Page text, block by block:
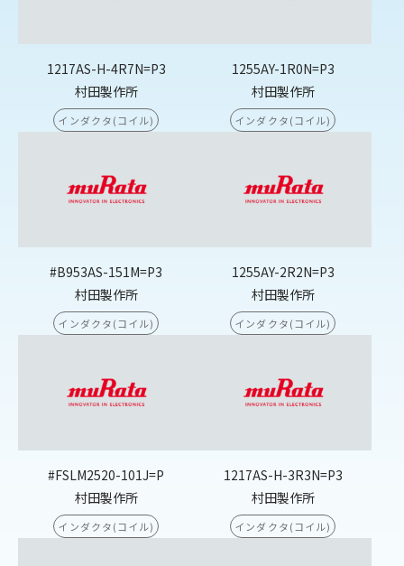
1217AS-H-4R7N=P3
村田製作所
インダクタ(コイル)
1255AY-1R0N=P3
村田製作所
インダクタ(コイル)
#B953AS-151M=P3
村田製作所
インダクタ(コイル)
1255AY-2R2N=P3
村田製作所
インダクタ(コイル)
#FSLM2520-101J=P
村田製作所
インダクタ(コイル)
1217AS-H-3R3N=P3
村田製作所
インダクタ(コイル)